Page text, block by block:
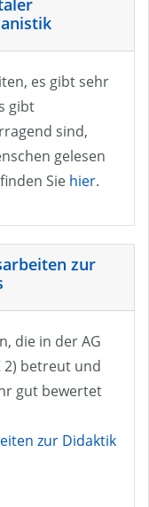
es gibt sehr
gibt
sind,
gelesen
Sie hier.
zur
die in der AG
2) betreut und
gut bewertet
zur Didaktik